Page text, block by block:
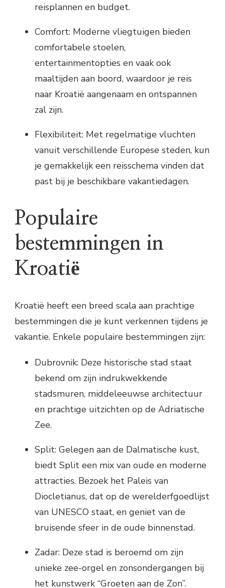
reisplannen en budget.
Comfort: Moderne vliegtuigen bieden
comfortabele stoelen,
entertainmentopties en vaak ook
maaltijden aan boord, waardoor je reis
naar Kroatië aangenaam en ontspannen
zal zijn.
Flexibiliteit: Met regelmatige vluchten
vanuit verschillende Europese steden, kun
je gemakkelijk een reisschema vinden dat
past bij je beschikbare vakantiedagen.
Populaire
bestemmingen in
Kroatië
Kroatië heeft een breed scala aan prachtige
bestemmingen die je kunt verkennen tijdens je
vakantie. Enkele populaire bestemmingen zijn:
Dubrovnik: Deze historische stad staat
bekend om zijn indrukwekkende
stadsmuren, middeleeuwse architectuur
en prachtige uitzichten op de Adriatische
Zee.
Split: Gelegen aan de Dalmatische kust,
biedt Split een mix van oude en moderne
attracties. Bezoek het Paleis van
Diocletianus, dat op de werelderfgoedlijst
van UNESCO staat, en geniet van de
bruisende sfeer in de oude binnenstad.
Zadar: Deze stad is beroemd om zijn
unieke zee-orgel en zonsondergangen bij
het kunstwerk “Groeten aan de Zon”.